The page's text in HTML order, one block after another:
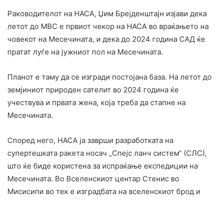
Раководителот на НАСА, Џим Брејденштајн изјави дека
летот до МВС е првиот чекор на НАСА во враќањето на
човекот на Месечината, и дека до 2024 година САД ќе
пратат луѓе на јужниот пол на Месечината.
Планот е таму да се изгради постојана база. На летот до
земјиниот природен сателит во 2024 година ќе
учествува и првата жена, која треба да стапне на
Месечината.
Според него, НАСА ја заврши разработката на
супертешката ракета носач „Спејс ланч систем“ (СЛС),
што ќе биде користена за испраќање експедиции на
Месечината. Во Вселенскиот центар Стенис во
Мисисипи во тек е изградбата на вселенскиот брод и